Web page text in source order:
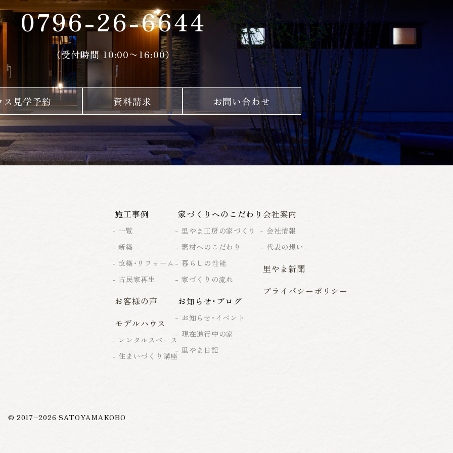
0796-26-6644
（受付時間 10:00〜16:00）
見学予約 資料請求 お問い合わせ
施工事例
一覧
新築
改築・リフォーム
古民家再生
お客様の声
モデルハウス
レンタルスペース
住まいづくり講座
家づくりへのこだわり
里やま工房の家づくり
素材へのこだわり
暮らしの性能
家づくりの流れ
お知らせ・ブログ
お知らせ・イベント
現在進行中の家
里やま日記
会社案内
会社情報
代表の想い
里やま新聞
プライバシーポリシー
© 2017–2026 SATOYAMAKOBO